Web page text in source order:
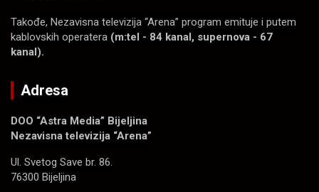
Takođe, Nezavisna televizija “Arena” program emituje i putem
kablovskih operatera (m:tel - 84 kanal, supernova - 67
kanal).
Adresa
DOO “Astra Media” Bijeljina
Nezavisna televizija “Arena”
Ul. Svetog Save br. 86.
76300 Bijeljina